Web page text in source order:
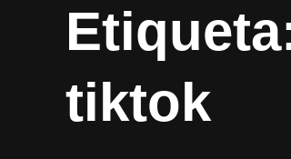
tiktok